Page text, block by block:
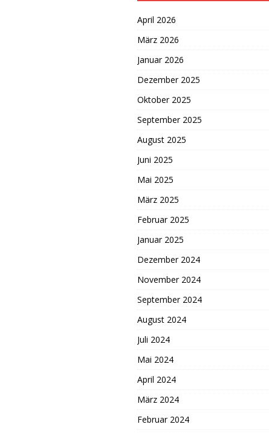
April 2026
März 2026
Januar 2026
Dezember 2025
Oktober 2025
September 2025
August 2025
Juni 2025
Mai 2025
März 2025
Februar 2025
Januar 2025
Dezember 2024
November 2024
September 2024
August 2024
Juli 2024
Mai 2024
April 2024
März 2024
Februar 2024